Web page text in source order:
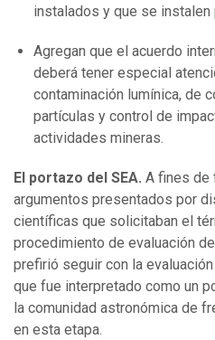
instalados y que se instalen
Agregan que el acuerdo
deberá tener especial
contaminación lumínica, de
partículas y control de
actividades mineras.
El portazo del SEA. A fines de
argumentos presentados por
científicas que solicitaban el
procedimiento de evaluación
prefirió seguir con la
que fue interpretado como un
la comunidad astronómica de
en esta etapa.